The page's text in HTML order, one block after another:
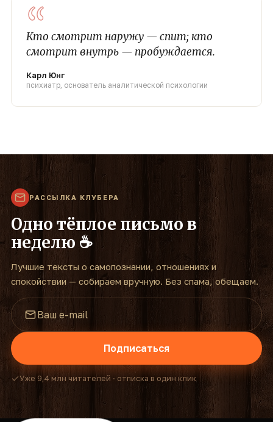
“
Кто смотрит наружу — спит; кто
смотрит внутрь — пробуждается.
Карл Юнг
психиатр, основатель аналитической психологии
РАССЫЛКА КЛУБЕРА
Одно тёплое письмо в
неделю ☕
Лучшие тексты о самопознании, отношениях и
спокойствии — собираем вручную. Без спама, обещаем.
Подписаться
Уже 9,4 млн читателей · отписка в один клик